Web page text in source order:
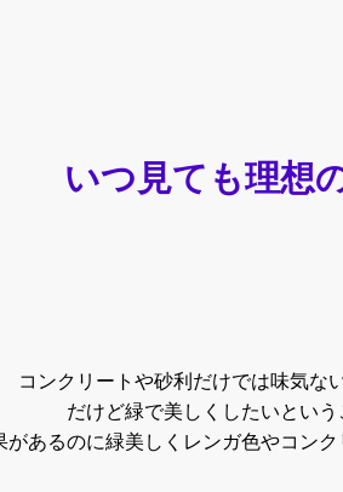
いつ見ても理想
コンクリートや砂利だけでは味気な
だけど緑で美しくしたいという
があるのに緑美しくレンガ色やコン